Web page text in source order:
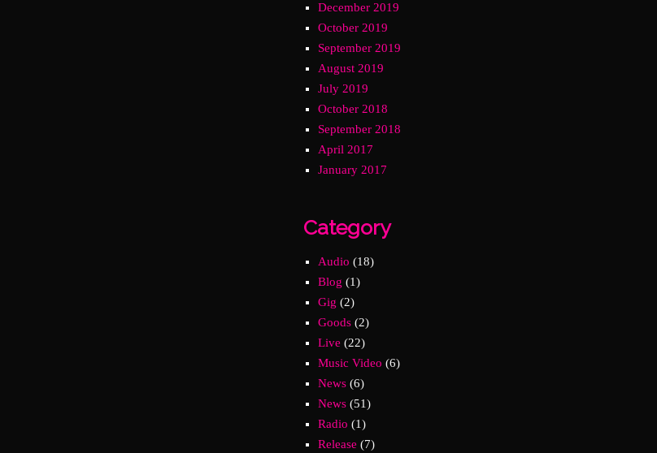
December 2019
October 2019
September 2019
August 2019
July 2019
October 2018
September 2018
April 2017
January 2017
Category
Audio (18)
Blog (1)
Gig (2)
Goods (2)
Live (22)
Music Video (6)
News (6)
News (51)
Radio (1)
Release (7)